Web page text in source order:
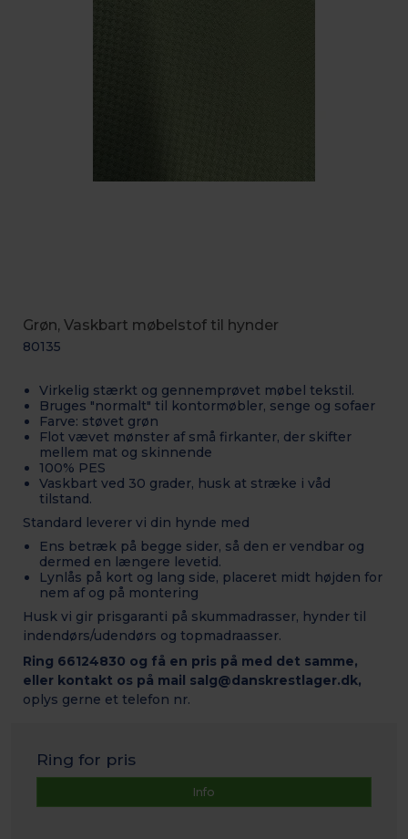
Grøn, Vaskbart møbelstof til hynder
80135
Virkelig stærkt og gennemprøvet møbel tekstil.
Bruges "normalt" til kontormøbler, senge og sofaer
Farve: støvet grøn
Flot vævet mønster af små firkanter, der skifter
mellem mat og skinnende
100% PES
Vaskbart ved 30 grader, husk at stræke i våd
tilstand.
Standard leverer vi din hynde med
Ens betræk på begge sider, så den er vendbar og
dermed en længere levetid.
Lynlås på kort og lang side, placeret midt højden for
nem af og på montering
Husk vi gir prisgaranti på skummadrasser, hynder til
indendørs/udendørs og topmadraasser.
Ring 66124830 og få en pris på med det samme,
eller kontakt os på mail salg@danskrestlager.dk,
oplys gerne et telefon nr.
Ring for pris
Info